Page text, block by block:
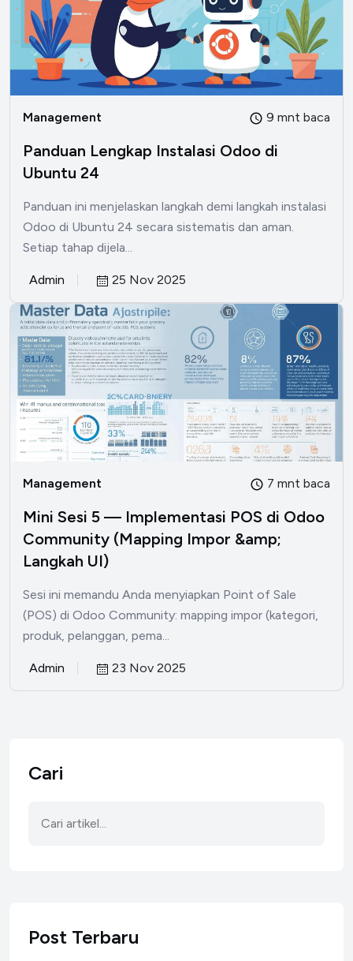
Management 9 mnt baca
Panduan Lengkap Instalasi Odoo di
Ubuntu 24
Panduan ini menjelaskan langkah demi langkah instalasi
Odoo di Ubuntu 24 secara sistematis dan aman.
Setiap tahap dijela...
Admin 25 Nov 2025
Management 7 mnt baca
Mini Sesi 5 — Implementasi POS di Odoo
Community (Mapping Impor &amp;
Langkah UI)
Sesi ini memandu Anda menyiapkan Point of Sale
(POS) di Odoo Community: mapping impor (kategori,
produk, pelanggan, pema...
Admin 23 Nov 2025
Cari
Post Terbaru